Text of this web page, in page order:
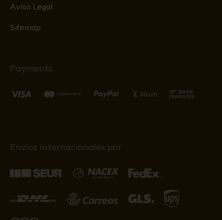
Aviso Legal
Sitemap
Payments
Envíos internacionales por